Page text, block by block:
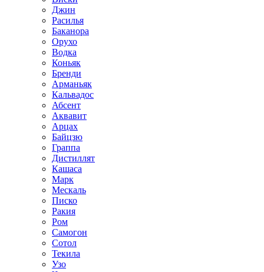
Джин
Расилья
Баканора
Орухо
Водка
Коньяк
Бренди
Арманьяк
Кальвадос
Абсент
Аквавит
Арцах
Байцзю
Граппа
Дистиллят
Кашаса
Марк
Мескаль
Писко
Ракия
Ром
Самогон
Сотол
Текила
Узо